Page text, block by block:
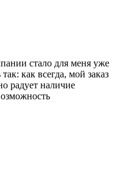
стало для меня уже
как всегда, мой заказ
радует наличие